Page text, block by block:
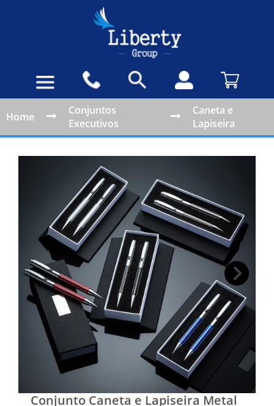
Home
Conjuntos
Executivos
Caneta e
Lapiseira
Conjunto Caneta e Lapiseira Metal